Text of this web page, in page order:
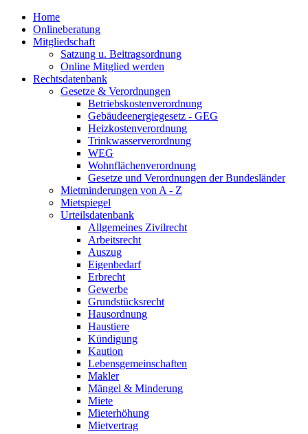
Home
Onlineberatung
Mitgliedschaft
Satzung u. Beitragsordnung
Online Mitglied werden
Rechtsdatenbank
Gesetze & Verordnungen
Betriebskostenverordnung
Gebäudeenergiegesetz - GEG
Heizkostenverordnung
Trinkwasserverordnung
WEG
Wohnflächenverordnung
Gesetze und Verordnungen der Bundesländer
Mietminderungen von A - Z
Mietspiegel
Urteilsdatenbank
Allgemeines Zivilrecht
Arbeitsrecht
Auszug
Eigenbedarf
Erbrecht
Gewerbe
Grundstücksrecht
Hausordnung
Haustiere
Kündigung
Kaution
Lebensgemeinschaften
Makler
Mängel & Minderung
Miete
Mieterhöhung
Mietvertrag